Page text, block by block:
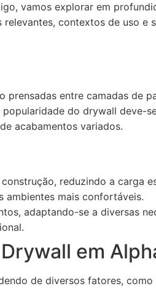
vamos explorar em
contextos de uso e
prensadas entre camadas de
do drywall deve-
acabamentos variados.
reduzindo a carga
ambientes mais confortáveis.
adaptando-se a diversas
em
de diversos fatores, como